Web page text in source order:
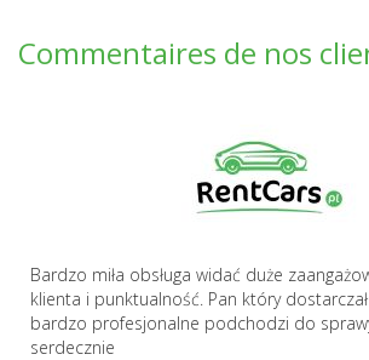
Commentaires de nos
Bardzo miła obsługa widać duże
klienta i punktualność. Pan który
bardzo profesjonalne podchodzi do
serdecznie